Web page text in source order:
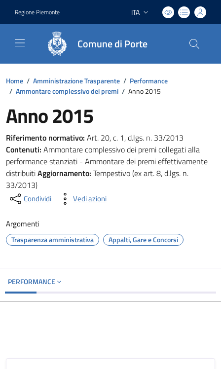
Regione Piemonte Lingua attiva:
ITA
Comune di Porte
Home / Amministrazione Trasparente / Performance
/ Ammontare complessivo dei premi / Anno 2015
Anno 2015
Riferimento normativo: Art. 20, c. 1, d.lgs. n. 33/2013
Contenuti: Ammontare complessivo dei premi collegati alla
performance stanziati - Ammontare dei premi effettivamente
distribuitiAggiornamento: Tempestivo (ex art. 8, d.lgs. n.
33/2013)
Condividi Vedi azioni
Argomenti
Trasparenza amministrativa Appalti, Gare e Concorsi
PERFORMANCE